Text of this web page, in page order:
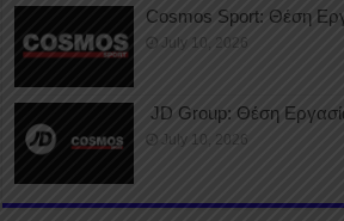
Cosmos Sport: Θέση
July 10, 2026
JD Group: Θέση
July 10, 2026